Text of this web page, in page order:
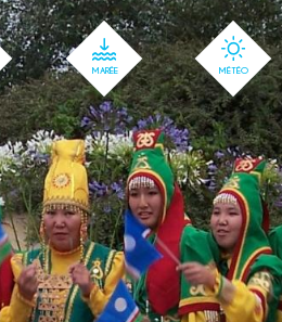
MARÉE MÉTÉO